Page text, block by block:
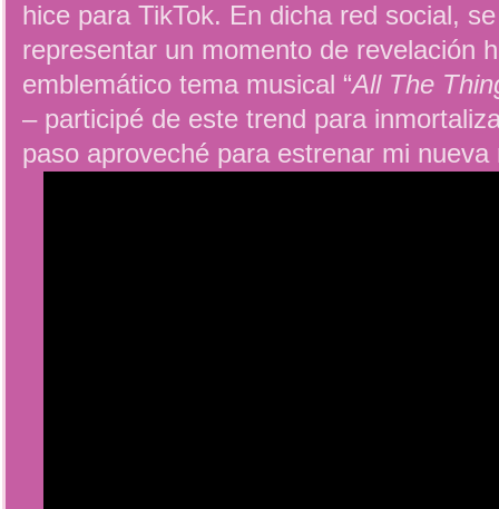
hice para TikTok. En dicha red social,
representar un momento de revelación
emblemático tema musical “All The
– participé de este trend para
paso aproveché para estrenar mi nueva